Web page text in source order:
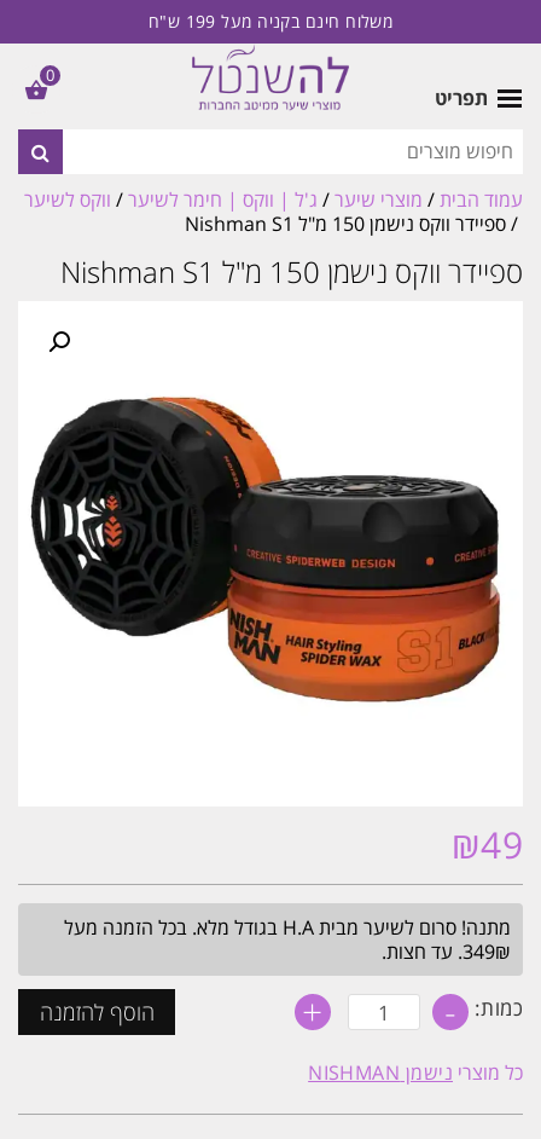
משלוח חינם בקניה מעל 199 ש"ח
תפריט
עמוד הבית/ מוצרי שיער/ ג'ל | ווקס | חימר לשיער/ ווקס לשיער
/ ספיידר ווקס נישמן 150 מ"ל Nishman S1
ספיידר ווקס נישמן 150 מ"ל Nishman S1
₪49
מתנה! סרום לשיער מבית H.A בגודל מלא. בכל הזמנה מעל
349₪. עד חצות.
כמות: - כמות
של
ווקס
נישמן
מ"ל
+ הוסף להזמנה
כל מוצרי נישמן NISHMAN
0